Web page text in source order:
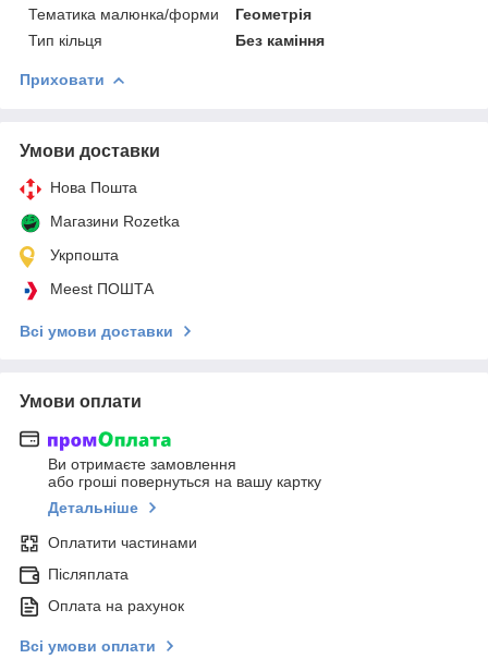
Тематика малюнка/форми
Геометрія
Тип кільця
Без каміння
Приховати
Умови доставки
Нова Пошта
Магазини Rozetka
Укрпошта
Meest ПОШТА
Всі умови доставки
Умови оплати
Ви отримаєте замовлення
або гроші повернуться на вашу картку
Детальніше
Оплатити частинами
Післяплата
Оплата на рахунок
Всі умови оплати